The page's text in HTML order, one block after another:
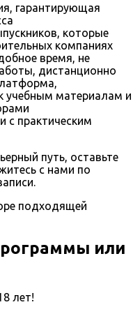
гарантирующая
которые
компаниях
время, не
дистанционно
учебным материалам и
с практическим
путь, оставьте
с нами по
подходящей
или
лет!